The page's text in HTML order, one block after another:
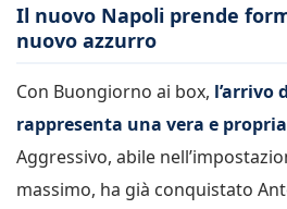
Il nuovo Napoli prende
nuovo azzurro
Con Buongiorno ai box, l’arrivo
rappresenta una vera e
Aggressivo, abile
massimo, ha già conquistato